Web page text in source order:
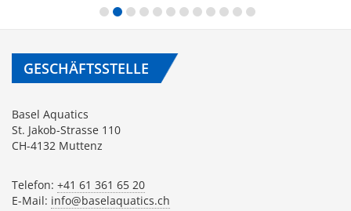
GESCHÄFTSSTELLE
Basel Aquatics
St. Jakob-Strasse 110
CH-4132 Muttenz
Telefon: +41 61 361 65 20
E-Mail: info@baselaquatics.ch